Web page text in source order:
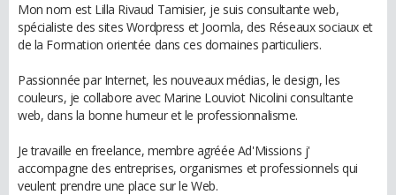
Mon nom est Lilla Rivaud Tamisier, je suis consultante web,
spécialiste des sites Wordpress et Joomla, des Réseaux sociaux et
de la Formation orientée dans ces domaines particuliers.
Passionnée par Internet, les nouveaux médias, le design, les
couleurs, je collabore avec Marine Louviot Nicolini consultante
web, dans la bonne humeur et le professionnalisme.
Je travaille en freelance, membre agréée Ad'Missions j'
accompagne des entreprises, organismes et professionnels qui
veulent prendre une place sur le Web.